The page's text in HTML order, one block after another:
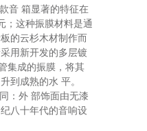
音 箱显著的特征在
；这种振膜材料是通
的云杉木材制作而
用新开发的多层镀
集成的振膜，将其
到成熟的水 平。
：外 部饰面由无漆
八十年代的音响设